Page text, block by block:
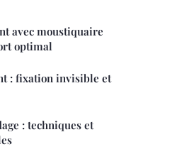
avec moustiquaire
optimal
: fixation invisible et
: techniques et